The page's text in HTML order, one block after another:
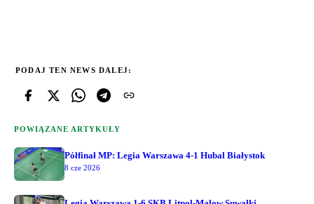
PODAJ TEN NEWS DALEJ:
POWIĄZANE ARTYKUŁY
Półfinał MP: Legia Warszawa 4-1 Hubal Białystok
8 cze 2026